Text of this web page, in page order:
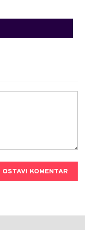
OSTAVI KOMENTAR